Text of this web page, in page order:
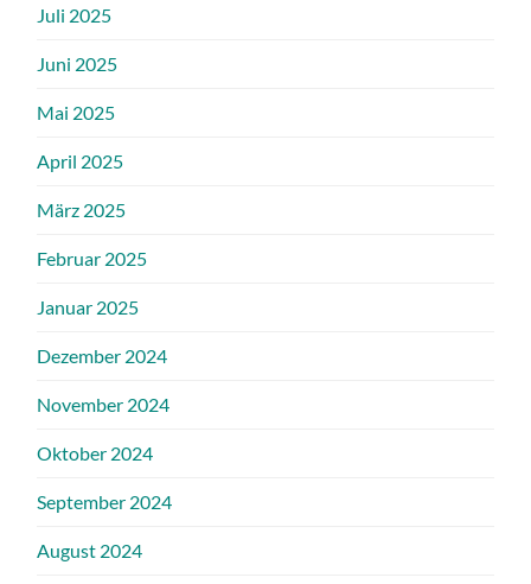
Juli 2025
Juni 2025
Mai 2025
April 2025
März 2025
Februar 2025
Januar 2025
Dezember 2024
November 2024
Oktober 2024
September 2024
August 2024